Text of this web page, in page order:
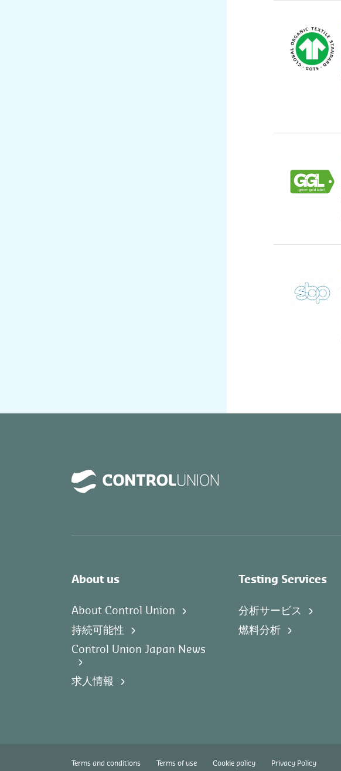
About us
About Control Union
持続可能性
Control Union Japan News
求人情報
Testing Services
分析サービス
燃料分析
Terms and conditions Terms of use Cookie policy Privacy Policy